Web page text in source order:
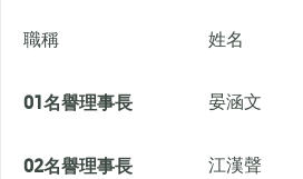
職稱 姓名
01名譽理事長 晏涵文
02名譽理事長 江漢聲